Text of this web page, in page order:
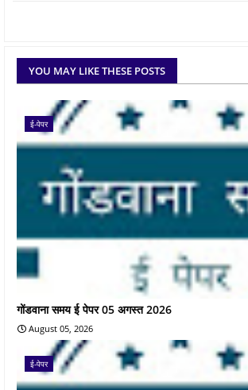
YOU MAY LIKE THESE POSTS
ई-पेपर
गोंडवाना समय ई पेपर 05 अगस्त 2026
August 05, 2026
ई-पेपर